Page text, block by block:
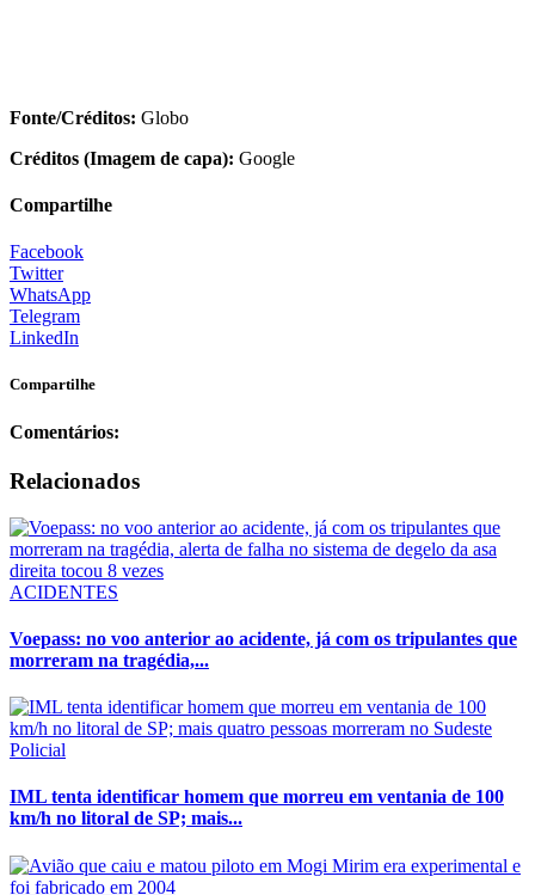
Fonte/Créditos: Globo
Créditos (Imagem de capa): Google
Compartilhe
Facebook
Twitter
WhatsApp
Telegram
LinkedIn
Compartilhe
Comentários:
Relacionados
ACIDENTES
Voepass: no voo anterior ao acidente, já com os tripulantes que
morreram na tragédia,...
Policial
IML tenta identificar homem que morreu em ventania de 100
km/h no litoral de SP; mais...